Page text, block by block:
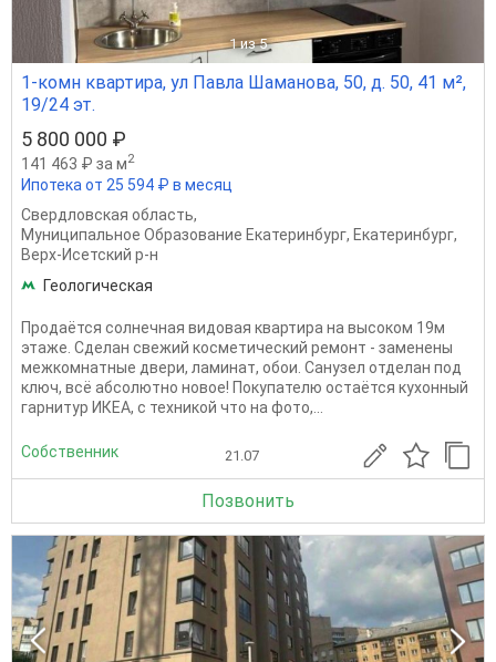
1 из 5
1-комн квартира, ул Павла Шаманова, 50, д. 50, 41 м²,
19/24 эт.
5 800 000 ₽
141 463 ₽ за м2
Ипотека от 25 594 ₽ в месяц
Свердловская область,
Муниципальное Образование Екатеринбург, Екатеринбург,
Верх-Исетский р-н
Геологическая
Продаётся солнечная видовая квартира на высоком 19м
этаже. Сделан свежий косметический ремонт - заменены
межкомнатные двери, ламинат, обои. Санузел отделан под
ключ, всё абсолютно новое! Покупателю остаётся кухонный
гарнитур ИКЕА, с техникой что на фото,...
Собственник 21.07
Позвонить